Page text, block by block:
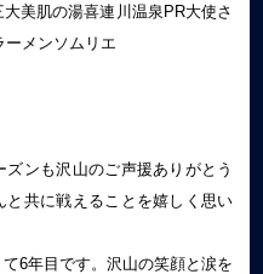
美肌の湯喜連川温泉PR大使さ
ーメンソムリエ
ンも沢山のご声援ありがとう
と共に戦えることを嬉しく思い
6年目です。沢山の笑顔と涙を